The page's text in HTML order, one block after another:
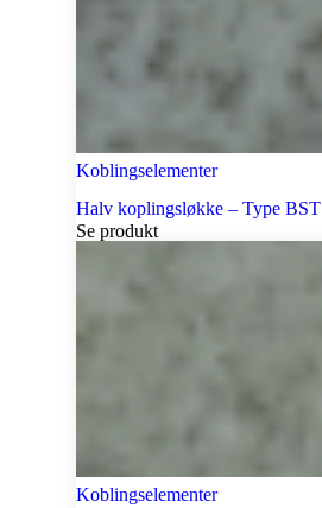
Koblingselementer
Halv koplingsløkke – Type BST
Se produkt
Koblingselementer